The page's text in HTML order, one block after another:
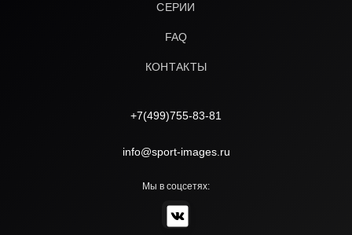
СЕРИИ
FAQ
КОНТАКТЫ
+7(499)755-83-81
info@sport-images.ru
Мы в соцсетях: